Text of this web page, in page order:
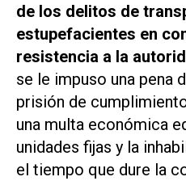
de los delitos de
estupefacientes en
resistencia a la
se le impuso una pena
prisión de
una multa económica
unidades fijas y la
el tiempo que dure la